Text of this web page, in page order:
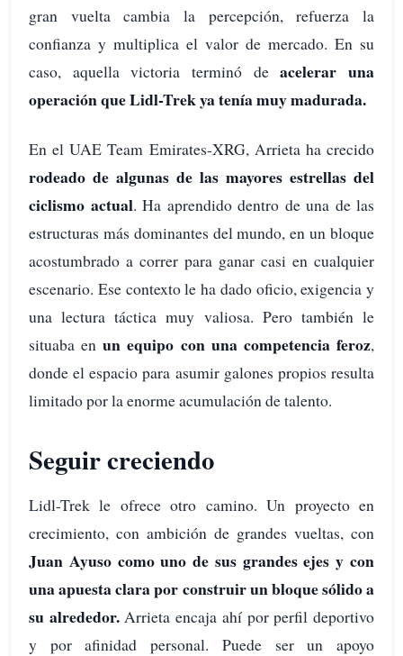
gran vuelta cambia la percepción, refuerza la
confianza y multiplica el valor de mercado. En su
caso, aquella victoria terminó deacelerar una
operación que Lidl-Trek ya tenía muy madurada.
En el UAE Team Emirates-XRG, Arrieta ha crecido
rodeado de algunas de las mayores estrellas del
ciclismo actual. Ha aprendido dentro de una de las
estructuras más dominantes del mundo, en un bloque
acostumbrado a correr para ganar casi en cualquier
escenario. Ese contexto le ha dado oficio, exigencia y
una lectura táctica muy valiosa. Pero también le
situaba enun equipo con una competencia feroz,
donde el espacio para asumir galones propios resulta
limitado por la enorme acumulación de talento.
Seguir creciendo
Lidl-Trek le ofrece otro camino. Un proyecto en
crecimiento, con ambición de grandes vueltas, con
Juan Ayuso como uno de sus grandes ejes y con
una apuesta clara por construir un bloque sólido a
su alrededor.Arrieta encaja ahí por perfil deportivo
y por afinidad personal. Puede ser un apoyo